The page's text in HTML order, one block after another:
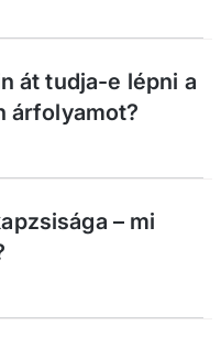
át tudja-e lépni a
árfolyamot?
– mi